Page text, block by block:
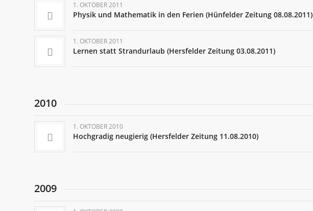
1. OKTOBER 2011
Physik und Mathematik in den Ferien (Hünfelder Zeitung 08.08.2011)
1. OKTOBER 2011
Lernen statt Strandurlaub (Hersfelder Zeitung 03.08.2011)
2010
1. OKTOBER 2010
Hochgradig neugierig (Hersfelder Zeitung 11.08.2010)
2009